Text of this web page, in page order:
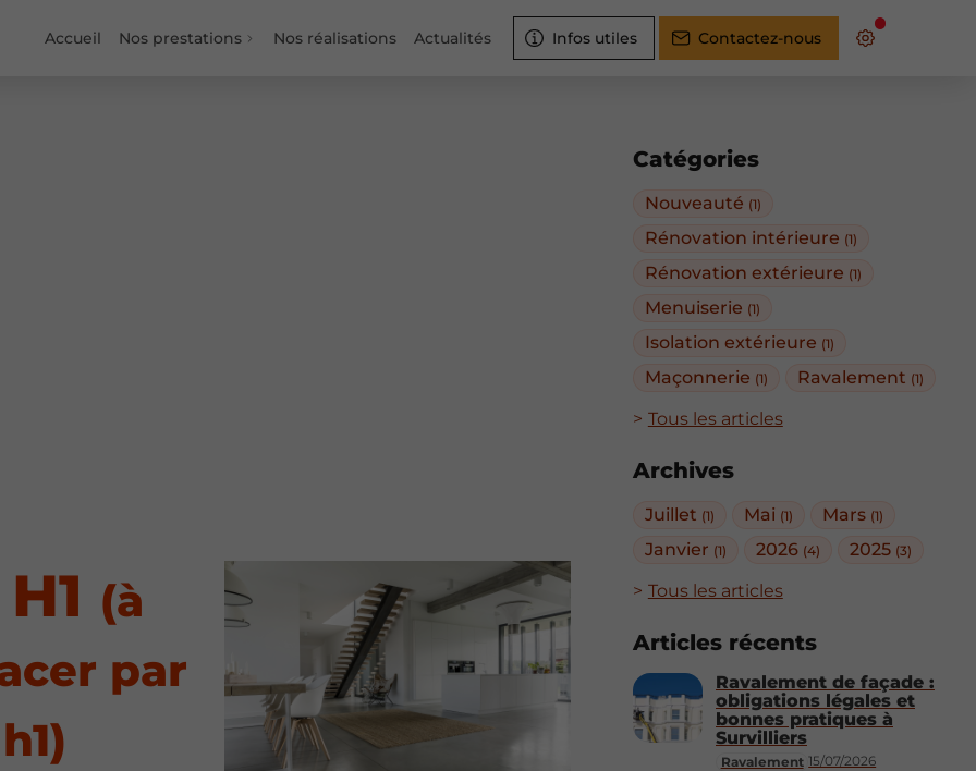
Accueil Nos prestations Nos réalisations Actualités Infos utiles Contactez-nous
Catégories
Nouveauté (1)
Rénovation intérieure (1)
Rénovation extérieure (1)
Menuiserie (1)
Isolation extérieure (1)
Maçonnerie (1) Ravalement (1)
Tous les articles
Archives
Juillet (1) Mai (1) Mars (1)
Janvier (1) 2026 (4) 2025 (3)
Tous les articles
Articles récents
Ravalement 15/07/2026
Ravalement de façade :
obligations légales et
bonnes pratiques à
Survilliers
(à
par